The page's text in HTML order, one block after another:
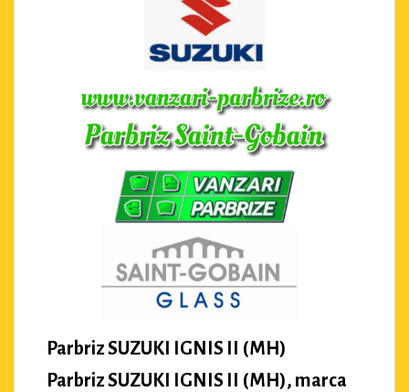
Parbriz SUZUKI IGNIS II (MH)
Parbriz SUZUKI IGNIS II (MH), marca